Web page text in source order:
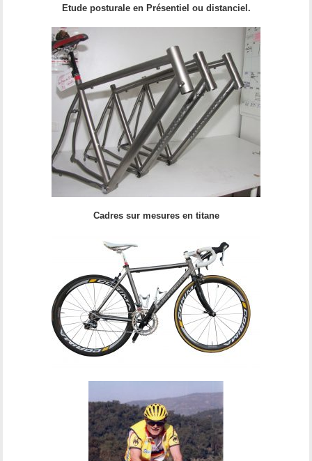
Etude posturale en Présentiel ou distanciel.
Cadres sur mesures en titane